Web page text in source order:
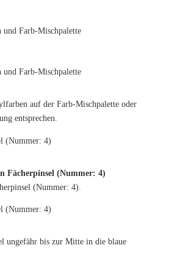
auf der Farb-Mischpalette oder
entsprechen.
Fächerpinsel (Nummer: 4)
(Nummer: 4).
ungefähr bis zur Mitte in die blaue